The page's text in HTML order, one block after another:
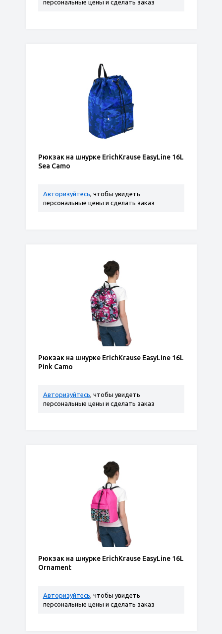
персональные цены и сделать заказ
Рюкзак на шнурке ErichKrause EasyLine 16L
Sea Camo
Авторизуйтесь, чтобы увидеть
персональные цены и сделать заказ
Рюкзак на шнурке ErichKrause EasyLine 16L
Pink Camo
Авторизуйтесь, чтобы увидеть
персональные цены и сделать заказ
Рюкзак на шнурке ErichKrause EasyLine 16L
Ornament
Авторизуйтесь, чтобы увидеть
персональные цены и сделать заказ